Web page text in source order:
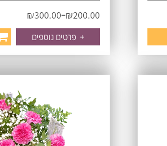
₪200.00
–
₪300.00
+ פרטים נוספים